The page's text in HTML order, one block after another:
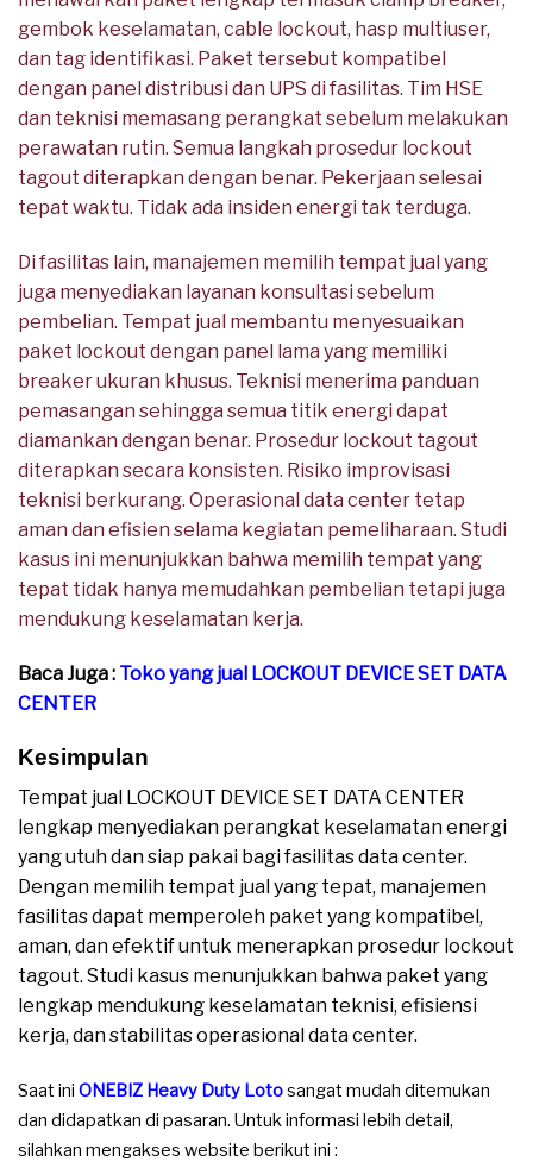
gembok keselamatan, cable lockout, hasp multiuser,
dan tag identifikasi. Paket tersebut kompatibel
dengan panel distribusi dan UPS di fasilitas. Tim HSE
dan teknisi memasang perangkat sebelum melakukan
perawatan rutin. Semua langkah prosedur lockout
tagout diterapkan dengan benar. Pekerjaan selesai
tepat waktu. Tidak ada insiden energi tak terduga.
Di fasilitas lain, manajemen memilih tempat jual yang
juga menyediakan layanan konsultasi sebelum
pembelian. Tempat jual membantu menyesuaikan
paket lockout dengan panel lama yang memiliki
breaker ukuran khusus. Teknisi menerima panduan
pemasangan sehingga semua titik energi dapat
diamankan dengan benar. Prosedur lockout tagout
diterapkan secara konsisten. Risiko improvisasi
teknisi berkurang. Operasional data center tetap
aman dan efisien selama kegiatan pemeliharaan. Studi
kasus ini menunjukkan bahwa memilih tempat yang
tepat tidak hanya memudahkan pembelian tetapi juga
mendukung keselamatan kerja.
Baca Juga : Toko yang jual LOCKOUT DEVICE SET DATA
CENTER
Kesimpulan
Tempat jual LOCKOUT DEVICE SET DATA CENTER
lengkap menyediakan perangkat keselamatan energi
yang utuh dan siap pakai bagi fasilitas data center.
Dengan memilih tempat jual yang tepat, manajemen
fasilitas dapat memperoleh paket yang kompatibel,
aman, dan efektif untuk menerapkan prosedur lockout
tagout. Studi kasus menunjukkan bahwa paket yang
lengkap mendukung keselamatan teknisi, efisiensi
kerja, dan stabilitas operasional data center.
Saat ini ONEBIZ Heavy Duty Lotosangat mudah ditemukan
dan didapatkan di pasaran. Untuk informasi lebih detail,
silahkan mengakses website berikut ini :